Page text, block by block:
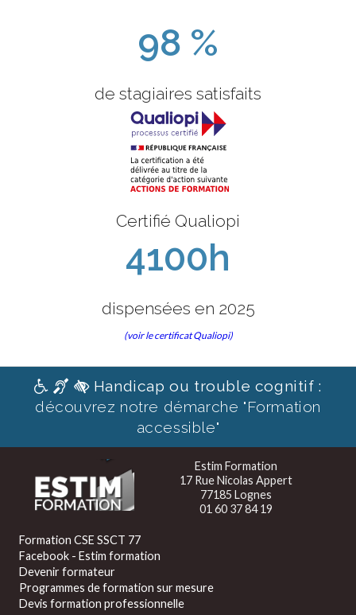
98 %
de stagiaires satisfaits
Certifié Qualiopi
4100h
dispensées en 2025
(voir le certificat Qualiopi)
Handicap ou trouble cognitif :
découvrez notre démarche "Formation
accessible"
Estim Formation
17 Rue Nicolas Appert
77185 Lognes
01 60 37 84 19
Formation CSE SSCT 77
Facebook - Estim formation
Devenir formateur
Programmes de formation sur mesure
Devis formation professionnelle